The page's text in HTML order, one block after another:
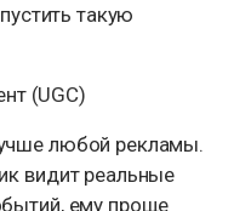
такую
(UGC)
любой рекламы.
видит реальные
ему проще